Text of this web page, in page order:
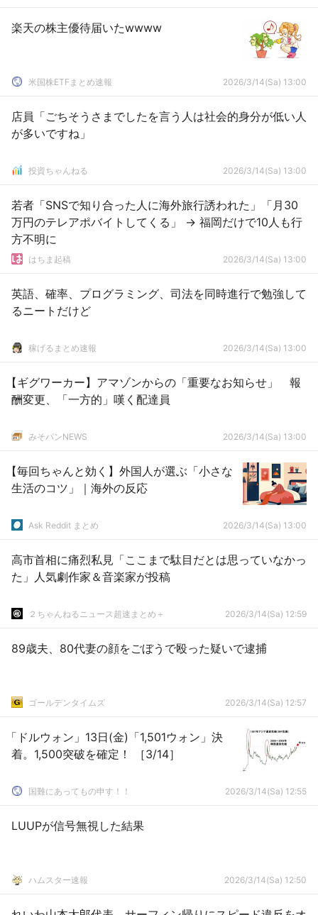
楽天の株主優待届いたwwww
米国株ETFまとめ速報 2026/3/14(Sa) 13:00
店員「ごちそうさまでしたを言う人は社会的身分が低い人
が多いですね」
投資ちゃんねる 2026/3/14(Sa) 13:00
若者「SNSで知り合った人に海外旅行誘われた」「月30
万円のテレアポバイトしてくる」 → 福岡だけで10人も行
方不明に
はちま起稿 2026/3/14(Sa) 13:00
英語、確率、プログラミング、司法を同時進行で勉強して
るニートだけど
稼げるまとめ速報 2026/3/14(Sa) 13:00
【ギグワーカー】アマゾンからの「重要なお知らせ」 報
酬変更、「一方的」嘆く配達員
みそパンNEWS 2026/3/14(Sa) 13:00
【毎回ちゃんと効く】外国人が選ぶ「小さな
生活のコツ」｜海外の反応
Ask Reddit まとめ 2026/3/14(Sa) 13:00
高市首相に痛烈私見「ここまで駄目だとは思っていなかっ
た」人気劇作家＆音楽家が投稿
２ちゃんねるニュース超速まとめ＋ 2026/3/14(Sa) 12:59
89歳夫、80代妻の顔をごぼうで殴った疑いで逮捕
ゴールデンタイムズ 2026/3/14(Sa) 12:57
「ドルウォン」13日(金)「1,501ウォン」決
着。1,500突破を確定！ ［3/14］
国難にあってもの申す！！ 2026/3/14(Sa) 12:55
LUUPが信号無視した結果
ハムスター速報 2026/3/14(Sa) 12:50